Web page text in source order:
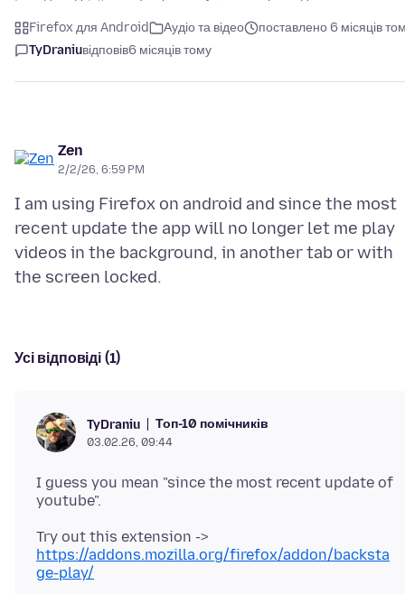
Firefox для Android Аудіо та відео
поставлено 6 місяців
TyDraniuвідповів6 місяців тому
Zen
2/2/26, 6:59 PM
I am using Firefox on android and since the most
recent update the app will no longer let me play
videos in the background, in another tab or with
Усі відповіді (1)
TyDraniu Топ-10 помічників
03.02.26, 09:44
I guess you mean "since the most recent update of
Try out this extension ->
https://addons.mozilla.org/firefox/addon/backsta
ge-play/